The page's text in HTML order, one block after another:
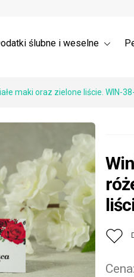
ślubne i weselne
maki oraz zielone liście. WIN-